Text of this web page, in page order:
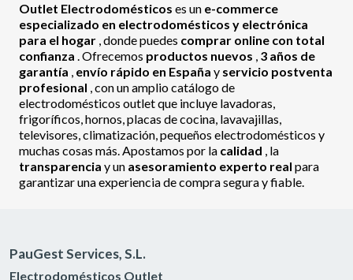
Outlet Electrodomésticos es un e-commerce
especializado en electrodomésticos y electrónica
para el hogar , donde puedes comprar online con total
confianza . Ofrecemos productos nuevos , 3 años de
garantía , envío rápido en España y servicio postventa
profesional , con un amplio catálogo de
electrodomésticos outlet que incluye lavadoras,
frigoríficos, hornos, placas de cocina, lavavajillas,
televisores, climatización, pequeños electrodomésticos y
muchas cosas más. Apostamos por la calidad , la
transparencia y un asesoramiento experto real para
garantizar una experiencia de compra segura y fiable.
PauGest Services, S.L.
Electrodomésticos Outlet